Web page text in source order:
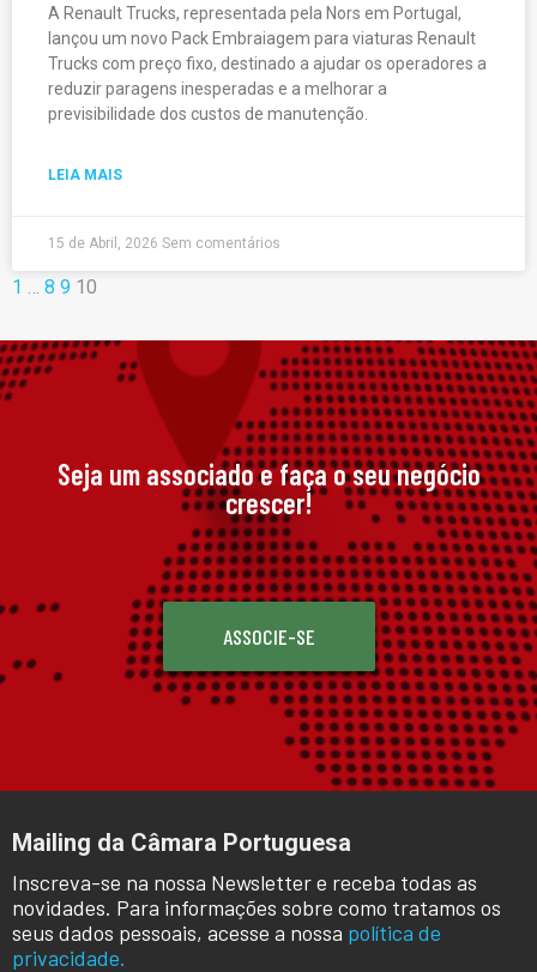
A Renault Trucks, representada pela Nors em Portugal,
lançou um novo Pack Embraiagem para viaturas Renault
Trucks com preço fixo, destinado a ajudar os operadores a
reduzir paragens inesperadas e a melhorar a
previsibilidade dos custos de manutenção.
LEIA MAIS
15 de Abril, 2026 Sem comentários
1 … 8 9 10
Seja um associado e faça o seu negócio
crescer!
ASSOCIE-SE
Mailing da Câmara Portuguesa
Inscreva-se na nossa Newsletter e receba todas as
novidades. Para informações sobre como tratamos os
seus dados pessoais, acesse a nossa política de
privacidade.